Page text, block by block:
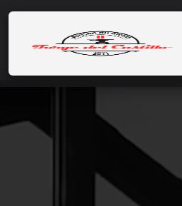
Accueil
Ferronnerie d'Art &